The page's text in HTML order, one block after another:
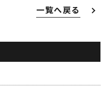
一覧へ戻る